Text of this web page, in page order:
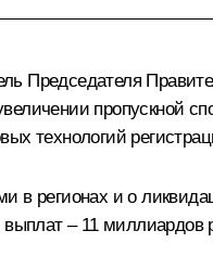
Председателя
пропускной
технологий
регионах и о
– 11 миллиардов